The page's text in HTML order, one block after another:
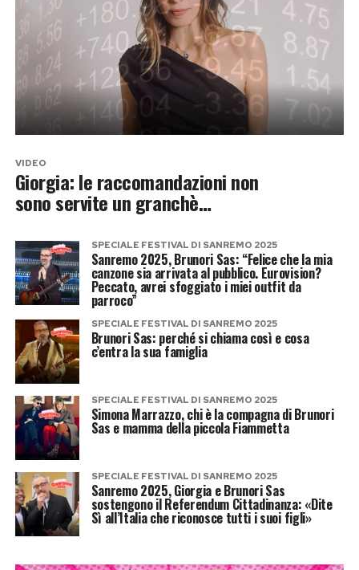
VIDEO
Giorgia: le raccomandazioni non
sono servite un granchè…
SPECIALE FESTIVAL DI SANREMO 2025
Sanremo 2025, Brunori Sas: “Felice che la mia
canzone sia arrivata al pubblico. Eurovision?
Peccato, avrei sfoggiato i miei outfit da
parroco”
SPECIALE FESTIVAL DI SANREMO 2025
Brunori Sas: perché si chiama così e cosa
c’entra la sua famiglia
SPECIALE FESTIVAL DI SANREMO 2025
Simona Marrazzo, chi è la compagna di Brunori
Sas e mamma della piccola Fiammetta
SPECIALE FESTIVAL DI SANREMO 2025
Sanremo 2025, Giorgia e Brunori Sas
sostengono il Referendum Cittadinanza: «Dite
Sì all’Italia che riconosce tutti i suoi figli»